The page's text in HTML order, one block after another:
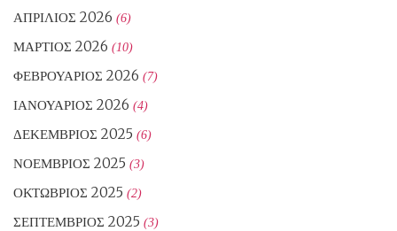
ΑΠΡΊΛΙΟΣ 2026 (6)
ΜΆΡΤΙΟΣ 2026 (10)
ΦΕΒΡΟΥΆΡΙΟΣ 2026 (7)
ΙΑΝΟΥΆΡΙΟΣ 2026 (4)
ΔΕΚΈΜΒΡΙΟΣ 2025 (6)
ΝΟΈΜΒΡΙΟΣ 2025 (3)
ΟΚΤΏΒΡΙΟΣ 2025 (2)
ΣΕΠΤΈΜΒΡΙΟΣ 2025 (3)